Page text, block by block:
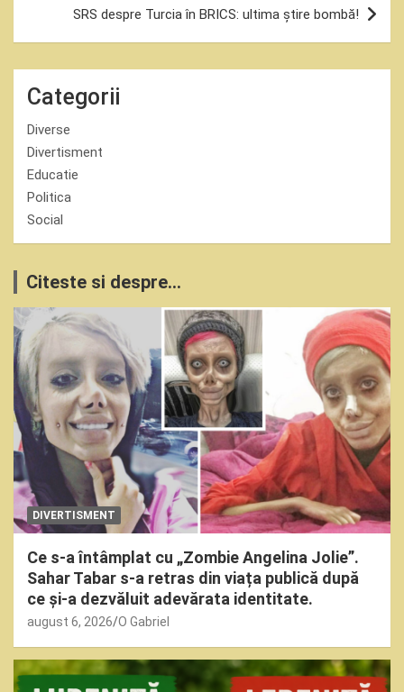
SRS despre Turcia în BRICS: ultima știre bombă!
Categorii
Diverse
Divertisment
Educatie
Politica
Social
Citeste si despre...
DIVERTISMENT
Ce s-a întâmplat cu „Zombie Angelina Jolie”.
Sahar Tabar s-a retras din viața publică după
ce și-a dezvăluit adevărata identitate.
august 6, 2026 O Gabriel